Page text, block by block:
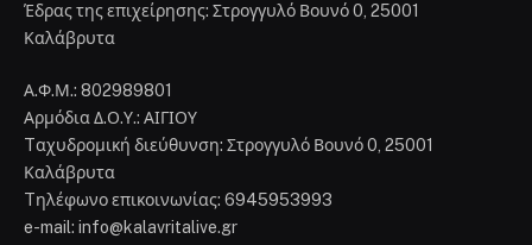
Έδρας της επιχείρησης: Στρογγυλό Βουνό 0, 25001
Καλάβρυτα
Α.Φ.Μ.: 802989801
Αρμόδια Δ.Ο.Υ.: ΑΙΓΙΟΥ
Tαχυδρομική διεύθυνση: Στρογγυλό Βουνό 0, 25001
Καλάβρυτα
Tηλέφωνο επικοινωνίας: 6945953993
e-mail: info@kalavritalive.gr